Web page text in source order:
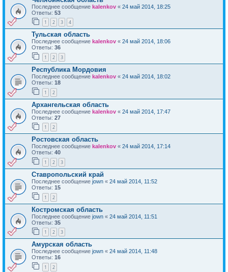
Последнее сообщение kalenkov « 24 май 2014, 18:25
Ответы: 53
1 2 3 4
Тульская область
Последнее сообщение kalenkov « 24 май 2014, 18:06
Ответы: 36
1 2 3
Республика Мордовия
Последнее сообщение kalenkov « 24 май 2014, 18:02
Ответы: 18
1 2
Архангельская область
Последнее сообщение kalenkov « 24 май 2014, 17:47
Ответы: 27
1 2
Ростовская область
Последнее сообщение kalenkov « 24 май 2014, 17:14
Ответы: 40
1 2 3
Ставропольский край
Последнее сообщение jown « 24 май 2014, 11:52
Ответы: 15
1 2
Костромская область
Последнее сообщение jown « 24 май 2014, 11:51
Ответы: 35
1 2 3
Амурская область
Последнее сообщение jown « 24 май 2014, 11:48
Ответы: 16
1 2